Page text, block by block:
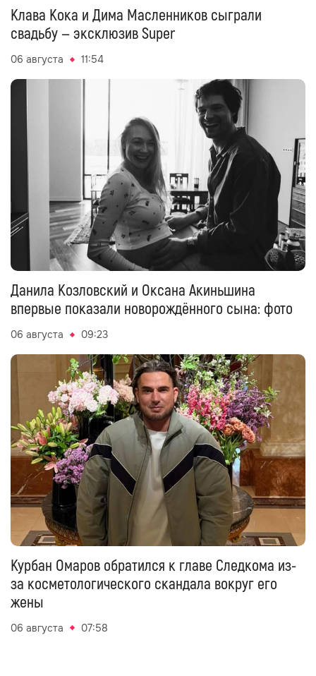
Клава Кока и Дима Масленников сыграли
свадьбу — эксклюзив Super
06 августа 11:54
Данила Козловский и Оксана Акиньшина
впервые показали новорождённого сына: фото
06 августа 09:23
Курбан Омаров обратился к главе Следкома из-
за косметологического скандала вокруг его
жены
06 августа 07:58